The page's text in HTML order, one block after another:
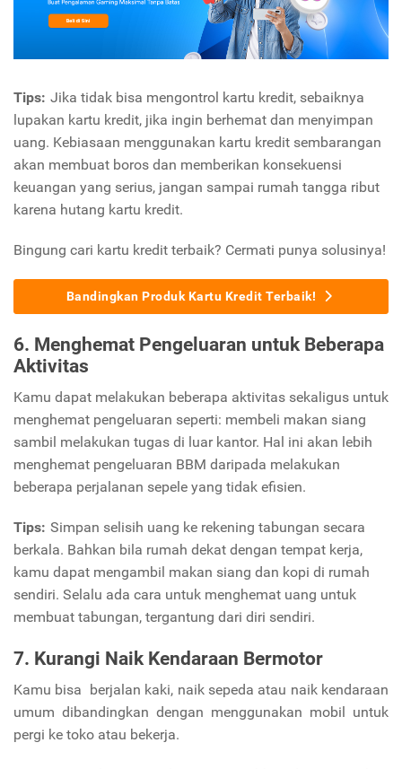
Tips: Jika tidak bisa mengontrol kartu kredit, sebaiknya
lupakan kartu kredit, jika ingin berhemat dan menyimpan
uang. Kebiasaan menggunakan kartu kredit sembarangan
akan membuat boros dan memberikan konsekuensi
keuangan yang serius, jangan sampai rumah tangga ribut
karena hutang kartu kredit.
Bingung cari kartu kredit terbaik? Cermati punya solusinya!
Bandingkan Produk Kartu Kredit Terbaik!
6. Menghemat Pengeluaran untuk Beberapa
Aktivitas
Kamu dapat melakukan beberapa aktivitas sekaligus untuk
menghemat pengeluaran seperti: membeli makan siang
sambil melakukan tugas di luar kantor. Hal ini akan lebih
menghemat pengeluaran BBM daripada melakukan
beberapa perjalanan sepele yang tidak efisien.
Tips: Simpan selisih uang ke rekening tabungan secara
berkala. Bahkan bila rumah dekat dengan tempat kerja,
kamu dapat mengambil makan siang dan kopi di rumah
sendiri. Selalu ada cara untuk menghemat uang untuk
membuat tabungan, tergantung dari diri sendiri.
7. Kurangi Naik Kendaraan Bermotor
Kamu bisa berjalan kaki, naik sepeda atau naik kendaraan
umum dibandingkan dengan menggunakan mobil untuk
pergi ke toko atau bekerja.